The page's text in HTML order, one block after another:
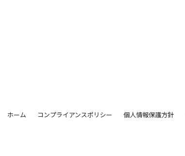
ホーム コンプライアンスポリシー 個人情報保護方針